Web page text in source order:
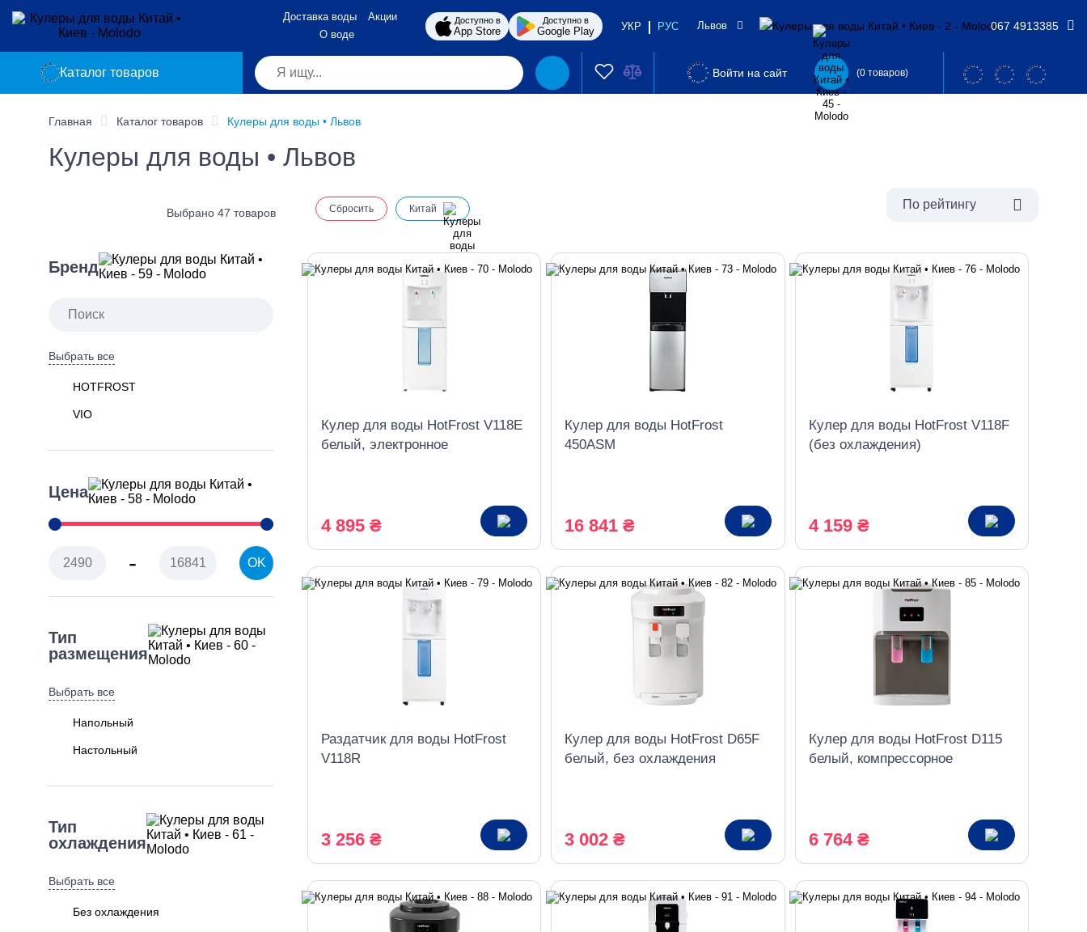
Доставка воды
Акции
О воде
Доступно в
App Store
Доступно в
Google Play УКР РУС Львов 067 4913385
Каталог товаров Войти на сайт (0 товаров)
Главная Каталог товаров Кулеры для воды • Львов
Кулеры для воды • Львов
Цена
- OK
Бренд
Выбрать все
HOTFROST
VIO
Тип
размещения
Выбрать все
Напольный
Настольный
Тип
охлаждения
Выбрать все
Без охлаждения
По рейтингу
Выбрано 47 товаров Сбросить Китай
Кулер для воды HotFrost V118E
белый, электронное
4 895 ₴
Кулер для воды HotFrost
450ASM
16 841 ₴
Кулер для воды HotFrost V118F
(без охлаждения)
4 159 ₴
Раздатчик для воды HotFrost
V118R
3 256 ₴
Кулер для воды HotFrost D65F
белый, без охлаждения
3 002 ₴
Кулер для воды HotFrost D115
белый, компрессорное
6 764 ₴